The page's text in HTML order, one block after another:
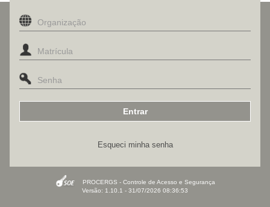
Esqueci minha senha
PROCERGS - Controle de Acesso e Segurança
Versão: 1.10.1 - 31/07/2026 08:36:53